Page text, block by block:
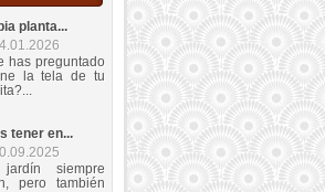
planta...
has preguntado
la tela de tu
tener en...
siempre
pero también